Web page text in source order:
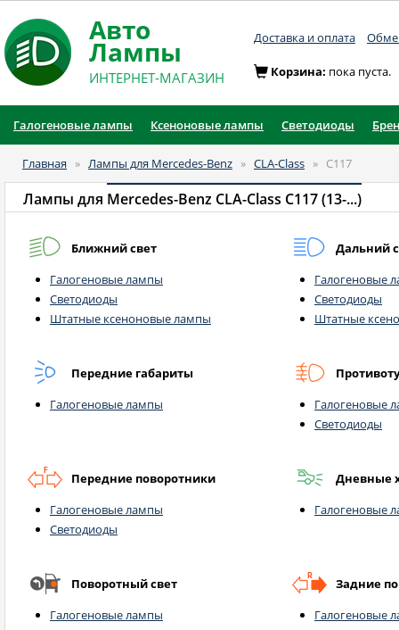
Авто
Лампы
ИНТЕРНЕТ-МАГАЗИН
Доставка и оплата
Корзина: пока пуста.
Галогеновые лампы Ксеноновые лампы Светодиоды
Главная » Лампы для Mercedes-Benz » CLA-Class » C117
Лампы для Mercedes-Benz CLA-Class C117 (13-...)
Ближний свет
Галогеновые лампы
Светодиоды
Штатные ксеноновые лампы
Дальний
Галогеновые
Светодиоды
Штатные
Передние габариты
Галогеновые лампы
Галогеновые
Светодиоды
Передние поворотники
Галогеновые лампы
Светодиоды
Дневные
Галогеновые
Поворотный свет
Галогеновые лампы
Задние
Галогеновые